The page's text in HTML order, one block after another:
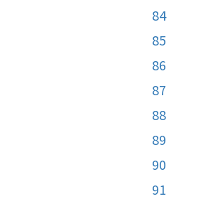
84
85
86
87
88
89
90
91